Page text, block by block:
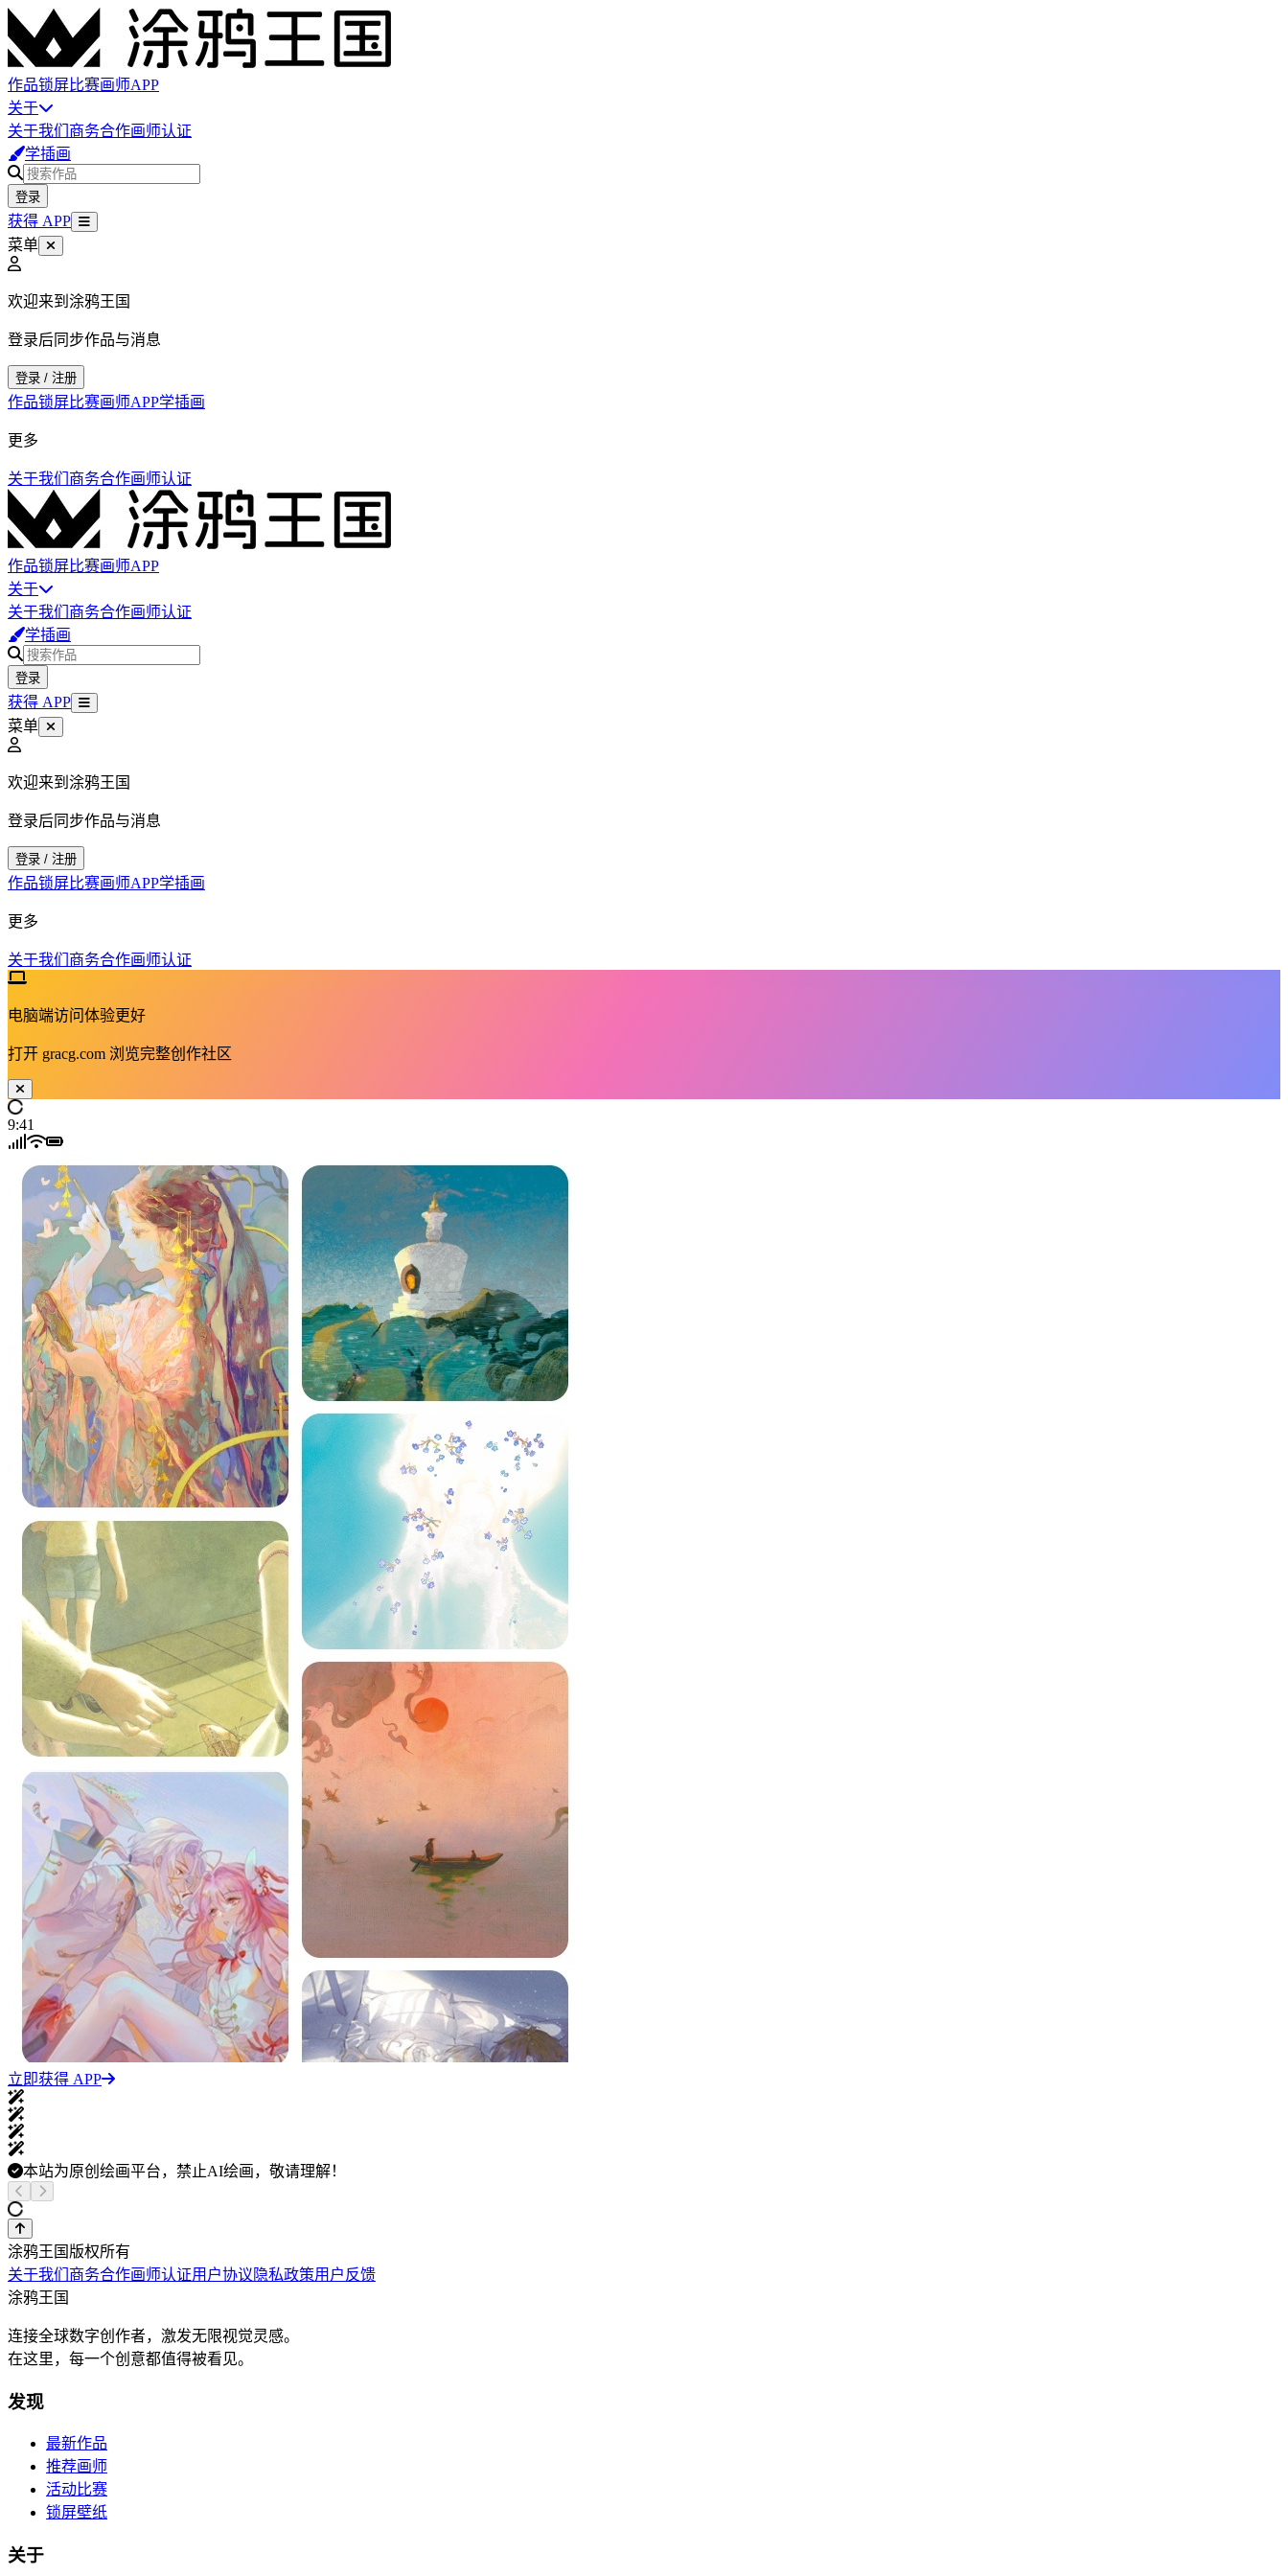
作品锁屏比赛画师APP
关于
关于我们 商务合作画师认证
学插画
登录
获得 APP
菜单
欢迎来到涂鸦王国
登录后同步作品与消息
登录 / 注册
作品锁屏比赛画师APP学插画
更多
关于我们 商务合作画师认证
作品锁屏比赛画师APP
关于
关于我们 商务合作画师认证
学插画
登录
获得 APP
菜单
欢迎来到涂鸦王国
登录后同步作品与消息
登录 / 注册
作品锁屏比赛画师APP学插画
更多
关于我们 商务合作画师认证
电脑端访问体验更好
打开 gracg.com 浏览完整创作社区
9:41
立即获得 APP
本站为原创绘画平台，禁止AI绘画，敬请理解！
涂鸦王国版权所有
关于我们 商务合作画师认证用户协议 隐私政策用户反馈
涂鸦王国
连接全球数字创作者，激发无限视觉灵感。
在这里，每一个创意都值得被看见。
发现
最新作品
推荐画师
活动比赛
锁屏壁纸
关于